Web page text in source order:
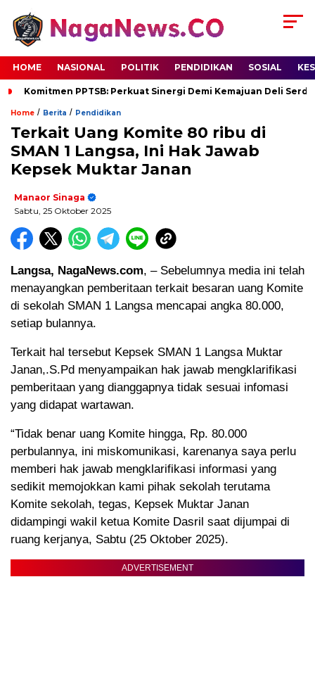
HOME NASIONAL POLITIK PENDIDIKAN SOSIAL
Komitmen PPTSB: Perkuat Sinergi Demi Kemajuan Deli
Home / Berita / Pendidikan
Terkait Uang Komite 80 ribu di
SMAN 1 Langsa, Ini Hak Jawab
Kepsek Muktar Janan
Manaor Sinaga
Sabtu, 25 Oktober 2025
Langsa, NagaNews.com, – Sebelumnya media ini telah
menayangkan pemberitaan terkait besaran uang Komite
di sekolah SMAN 1 Langsa mencapai angka 80.000,
setiap bulannya.
Terkait hal tersebut Kepsek SMAN 1 Langsa Muktar
Janan,.S.Pd menyampaikan hak jawab mengklarifikasi
pemberitaan yang dianggapnya tidak sesuai infomasi
yang didapat wartawan.
“Tidak benar uang Komite hingga, Rp. 80.000
perbulannya, ini miskomunikasi, karenanya saya perlu
memberi hak jawab mengklarifikasi informasi yang
sedikit memojokkan kami pihak sekolah terutama
Komite sekolah, tegas, Kepsek Muktar Janan
didampingi wakil ketua Komite Dasril saat dijumpai di
ruang kerjanya, Sabtu (25 Oktober 2025).
ADVERTISEMENT